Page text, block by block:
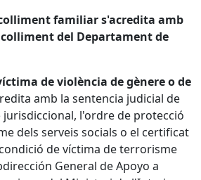
familiar s'acredita amb
del Departament de
de violència de gènere o de
amb la sentencia judicial de
l'ordre de protecció
dels serveis socials o el certificat
de víctima de terrorisme
General de Apoyo a